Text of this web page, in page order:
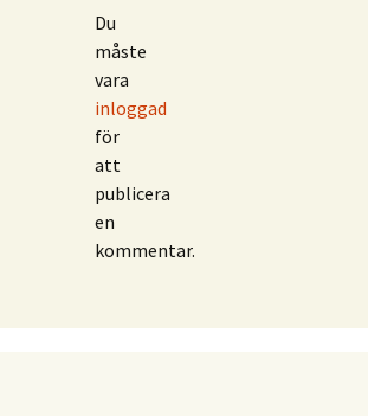
Du
måste
vara
inloggad
för
att
publicera
en
kommentar.